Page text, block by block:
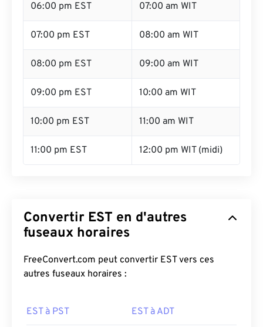
06:00 pm EST 07:00 am WIT
07:00 pm EST 08:00 am WIT
08:00 pm EST 09:00 am WIT
09:00 pm EST 10:00 am WIT
10:00 pm EST 11:00 am WIT
11:00 pm EST 12:00 pm WIT (midi)
Convertir EST en d'autres
fuseaux horaires
FreeConvert.com peut convertir EST vers ces
autres fuseaux horaires :
EST à PST EST à ADT